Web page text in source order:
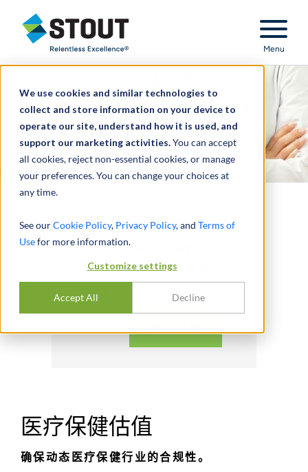
We use cookies and similar technologies to
collect and store information on your device to
operate our site, understand how it is used, and
support our marketing activities.You can accept
all cookies, reject non-essential cookies, or manage
your preferences. You can change your choices at
any time.
See ourCookie Policy, Privacy Policy, and Terms of
Usefor more information.
Customize settings
Accept All Decline
Stout Relentless Excellence
Menu
订阅 Stout 的医疗健康估
值洞察，获取涵盖最新医
疗健康趋势的文章、评论
和报告。
医疗保健估值
确保动态医疗保健行业的合规性。